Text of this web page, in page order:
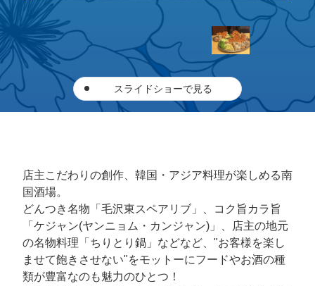
スライドショーで見る
店主こだわりの創作、韓国・アジア料理が楽しめる南
国酒場。
どんつき名物「毛沢東スペアリブ」、コク旨カラ旨
「ケジャン(ヤンニョム・カンジャン)」、店主の地元
の名物料理「ちりとり鍋」などなど、"お客様を楽し
ませて飽きさせない"をモットーにフードやお酒の種
類が豊富なのも魅力のひとつ！